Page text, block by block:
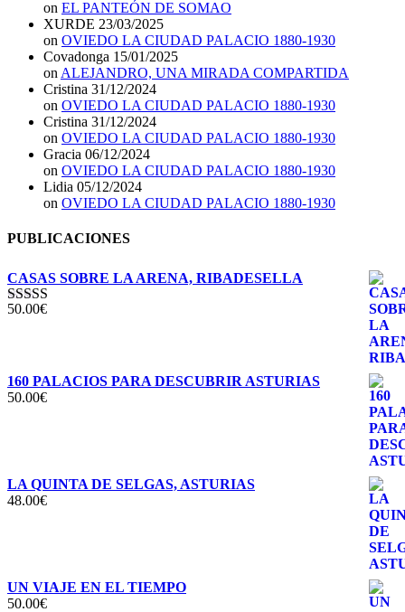
on EL PANTEÓN DE SOMAO
XURDE 23/03/2025
on OVIEDO LA CIUDAD PALACIO 1880-1930
Covadonga 15/01/2025
on ALEJANDRO, UNA MIRADA COMPARTIDA
Cristina 31/12/2024
on OVIEDO LA CIUDAD PALACIO 1880-1930
Cristina 31/12/2024
on OVIEDO LA CIUDAD PALACIO 1880-1930
Gracia 06/12/2024
on OVIEDO LA CIUDAD PALACIO 1880-1930
Lidia 05/12/2024
on OVIEDO LA CIUDAD PALACIO 1880-1930
PUBLICACIONES
CASAS SOBRE LA ARENA, RIBADESELLA
Valorado con
50.00€
160 PALACIOS PARA DESCUBRIR ASTURIAS
50.00€
LA QUINTA DE SELGAS, ASTURIAS
48.00€
UN VIAJE EN EL TIEMPO
50.00€